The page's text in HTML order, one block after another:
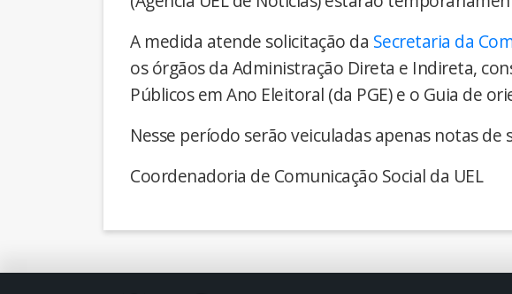
A medida atende solicitação da Secretaria da
os órgãos da Administração Direta e Indireta,
Públicos em Ano Eleitoral (da PGE) e o Guia de
Nesse período serão veiculadas apenas notas
Coordenadoria de Comunicação Social da UEL